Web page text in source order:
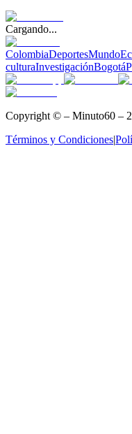
Cargando...
ColombiaDeportesMundo
culturaInvestigaciónBogotá
Copyright © – Minuto60 –
Términos y Condiciones|